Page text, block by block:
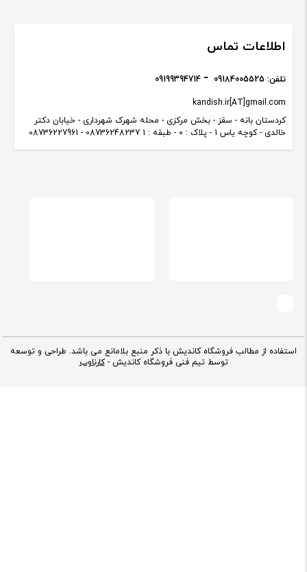
اطلاعات تماس
کردستان بانه - سقز - بخش مرکزی - محله شهرک شهرداری - خیابان دکتر
خالدی - کوچه یاس 1 - پلاک : 0 - طبقه : 1 08736248237 - 08736227961
kandish.ir[AT]gmail.com
تلفن: 09184005525
09199394714
استفاده از مطالب فروشگاه کاندیش با ذکر منبع بلامانع می باشد. طراحی و توسعه
توسط تیم فنی فروشگاه کاندیش -کارناوب